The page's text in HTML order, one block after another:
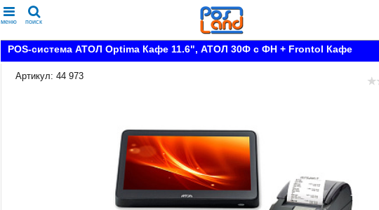
меню поиск
POS-система АТОЛ Optima Кафе 11.6", АТОЛ 30Ф с ФН + Frontol Кафе
Артикул: 44 973